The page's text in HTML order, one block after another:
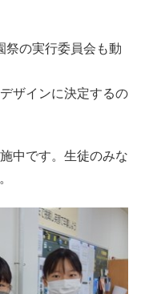
祭の実行委員会も動
ザインに決定するの
中です。生徒のみな